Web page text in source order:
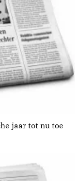
jaar tot nu toe